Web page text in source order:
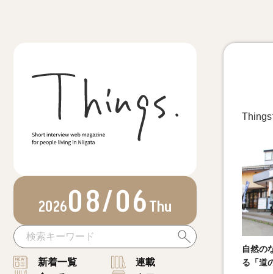
202608/06Thu
新着一覧
連載
Things
自然の
る「道